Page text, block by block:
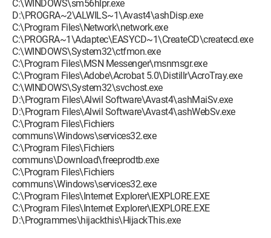
C:\WINDOWS\sm56hlpr.exe
D:\PROGRA~2\ALWILS~1\Avast4\ashDisp.exe
C:\Program Files\Network\network.exe
C:\PROGRA~1\Adaptec\EASYCD~1\CreateCD\createcd.exe
C:\WINDOWS\System32\ctfmon.exe
C:\Program Files\MSN Messenger\msnmsgr.exe
C:\Program Files\Adobe\Acrobat 5.0\Distillr\AcroTray.exe
C:\WINDOWS\System32\svchost.exe
D:\Program Files\Alwil Software\Avast4\ashMaiSv.exe
D:\Program Files\Alwil Software\Avast4\ashWebSv.exe
C:\Program Files\Fichiers
communs\Windows\services32.exe
C:\Program Files\Fichiers
communs\Download\freeprodtb.exe
C:\Program Files\Fichiers
communs\Windows\services32.exe
C:\Program Files\Internet Explorer\IEXPLORE.EXE
C:\Program Files\Internet Explorer\IEXPLORE.EXE
D:\Programmes\hijackthis\HijackThis.exe